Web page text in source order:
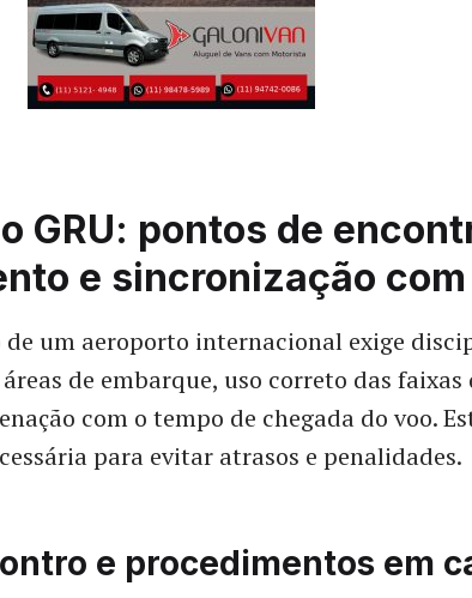
GRU: pontos de
e sincronização
de um aeroporto internacional exige
de embarque, uso correto das faixas
com o tempo de chegada do voo.
para evitar atrasos e penalidades.
e procedimentos em